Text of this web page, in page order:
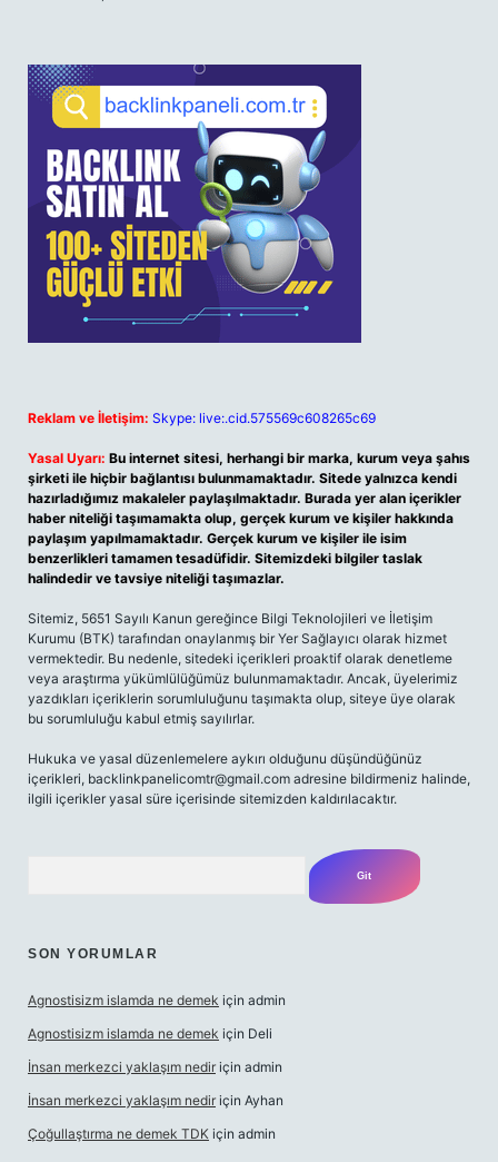
Reklam ve İletişim: Skype: live:.cid.575569c608265c69
Yasal Uyarı: Bu internet sitesi, herhangi bir marka, kurum veya şahıs
şirketi ile hiçbir bağlantısı bulunmamaktadır. Sitede yalnızca kendi
hazırladığımız makaleler paylaşılmaktadır. Burada yer alan içerikler
haber niteliği taşımamakta olup, gerçek kurum ve kişiler hakkında
paylaşım yapılmamaktadır. Gerçek kurum ve kişiler ile isim
benzerlikleri tamamen tesadüfidir. Sitemizdeki bilgiler taslak
halindedir ve tavsiye niteliği taşımazlar.
Sitemiz, 5651 Sayılı Kanun gereğince Bilgi Teknolojileri ve İletişim
Kurumu (BTK) tarafından onaylanmış bir Yer Sağlayıcı olarak hizmet
vermektedir. Bu nedenle, sitedeki içerikleri proaktif olarak denetleme
veya araştırma yükümlülüğümüz bulunmamaktadır. Ancak, üyelerimiz
yazdıkları içeriklerin sorumluluğunu taşımakta olup, siteye üye olarak
bu sorumluluğu kabul etmiş sayılırlar.
Hukuka ve yasal düzenlemelere aykırı olduğunu düşündüğünüz
içerikleri, backlinkpanelicomtr@gmail.com adresine bildirmeniz halinde,
ilgili içerikler yasal süre içerisinde sitemizden kaldırılacaktır.
SON YORUMLAR
Agnostisizm islamda ne demek için admin
Agnostisizm islamda ne demek için Deli
İnsan merkezci yaklaşım nedir için admin
İnsan merkezci yaklaşım nedir için Ayhan
Çoğullaştırma ne demek TDK için admin